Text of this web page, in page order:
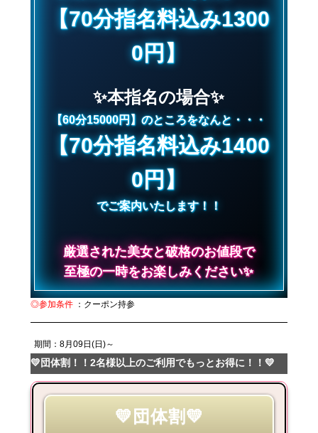
【70分指名料込み1300
0円】
✨本指名の場合✨
【60分15000円】のところをなんと・・・
【70分指名料込み1400
0円】
でご案内いたします！！
厳選された美女と破格のお値段で
至極の一時をお楽しみください✨
◎参加条件 ：クーポン持参
期間：8月09日(日)～
💛団体割！！2名様以上のご利用でもっとお得に！！💛
💛団体割💛